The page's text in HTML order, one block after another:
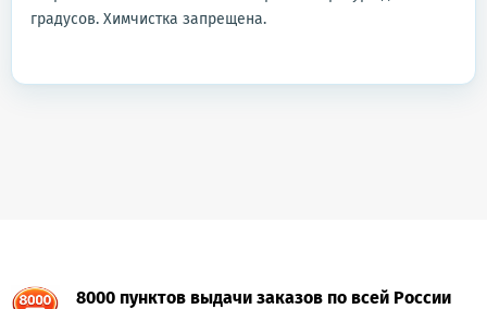
градусов. Химчистка запрещена.
8000 пунктов выдачи заказов по всей России